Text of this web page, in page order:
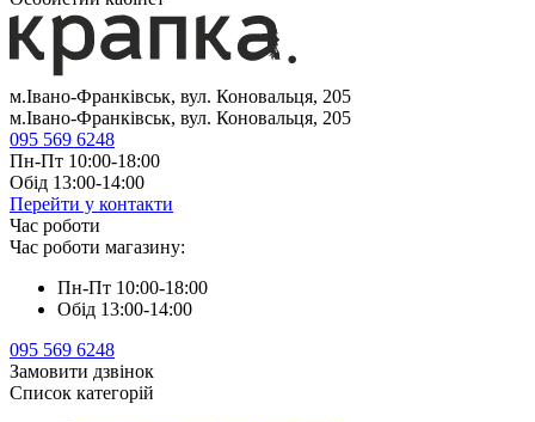
м.Івано-Франківськ, вул. Коновальця, 205
м.Івано-Франківськ, вул. Коновальця, 205
095 569 6248
Пн-Пт 10:00-18:00
Обід 13:00-14:00
Перейти у контакти
Час роботи
Час роботи магазину:
Пн-Пт 10:00-18:00
Обід 13:00-14:00
095 569 6248
Замовити дзвінок
Список категорій